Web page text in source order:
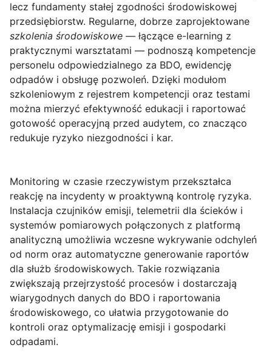
lecz fundamenty stałej zgodności środowiskowej
przedsiębiorstw. Regularne, dobrze zaprojektowane
szkolenia środowiskowe — łączące e-learning z
praktycznymi warsztatami — podnoszą kompetencje
personelu odpowiedzialnego za BDO, ewidencję
odpadów i obsługę pozwoleń. Dzięki modułom
szkoleniowym z rejestrem kompetencji oraz testami
można mierzyć efektywność edukacji i raportować
gotowość operacyjną przed audytem, co znacząco
redukuje ryzyko niezgodności i kar.
Monitoring w czasie rzeczywistym przekształca
reakcję na incydenty w proaktywną kontrolę ryzyka.
Instalacja czujników emisji, telemetrii dla ścieków i
systemów pomiarowych połączonych z platformą
analityczną umożliwia wczesne wykrywanie odchyleń
od norm oraz automatyczne generowanie raportów
dla służb środowiskowych. Takie rozwiązania
zwiększają przejrzystość procesów i dostarczają
wiarygodnych danych do BDO i raportowania
środowiskowego, co ułatwia przygotowanie do
kontroli oraz optymalizację emisji i gospodarki
odpadami.